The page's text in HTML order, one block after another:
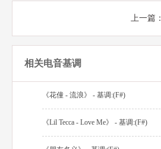
上一篇：
相关电音基调
《花僮 - 流浪》 - 基调:(F#)
《Lil Tecca - Love Me》 - 基调:(F#)